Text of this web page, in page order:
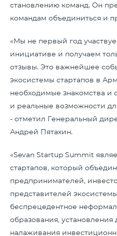
становлению команд. Он
командам объединиться и
«Мы не первый год
инициативе и получаем
отзывы. Это важнейшее
экосистемы стартапов в
необходимые знакомства и
и реальные возможности
- отметил Генеральный
Андрей Пятахин.
«Sevan Startup Summit
стартапов, который
предпринимателей,
представителей
беспрецедентное
образования, установления
налаживания